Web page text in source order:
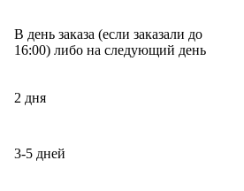
В день заказа (если заказали до
16:00) либо на следующий день
2 дня
3-5 дней